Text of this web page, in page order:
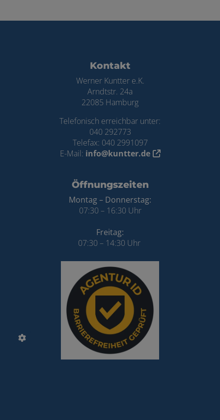
Kontakt
Werner Kuntter e.K.
Arndtstr. 24a
22085 Hamburg
Telefonisch erreichbar unter:
040 292773
Telefax: 040 2991097
E-Mail: info@kuntter.de
Öffnungszeiten
Montag – Donnerstag:
07:30 – 16:30 Uhr
Freitag:
07:30 – 14:30 Uhr